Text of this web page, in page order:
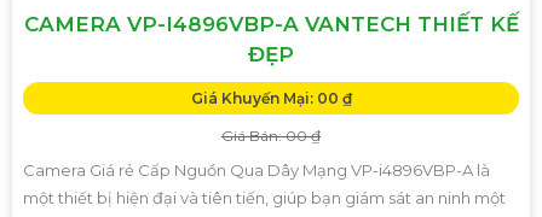
CAMERA VP-I4896VBP-A VANTECH THIẾT KẾ
ĐẸP
Giá Khuyến Mại: 00 ₫
Giá Bán: 00 ₫
Camera Giá rẻ Cấp Nguồn Qua Dây Mạng VP-i4896VBP-A là
một thiết bị hiện đại và tiên tiến, giúp bạn giám sát an ninh một